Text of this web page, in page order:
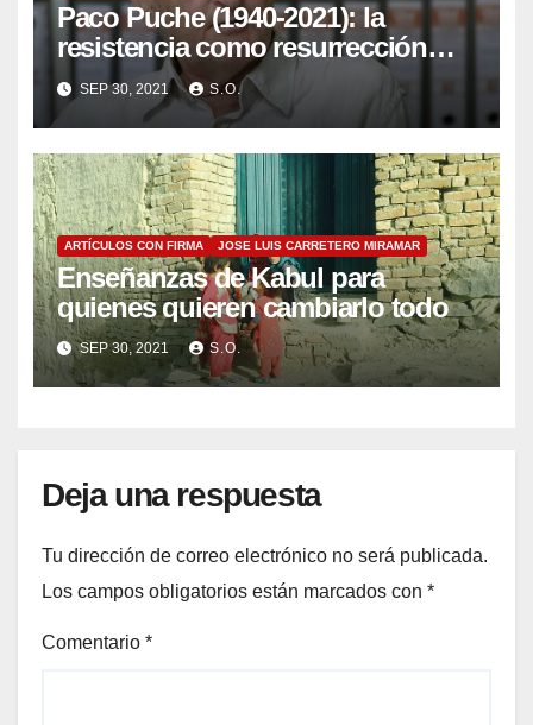
Paco Puche (1940-2021): la
resistencia como resurrección
permanente
SEP 30, 2021 S.O.
ARTÍCULOS CON FIRMA JOSE LUIS CARRETERO MIRAMAR
Enseñanzas de Kabul para
quienes quieren cambiarlo todo
SEP 30, 2021 S.O.
Deja una respuesta
Tu dirección de correo electrónico no será publicada.
Los campos obligatorios están marcados con *
Comentario *